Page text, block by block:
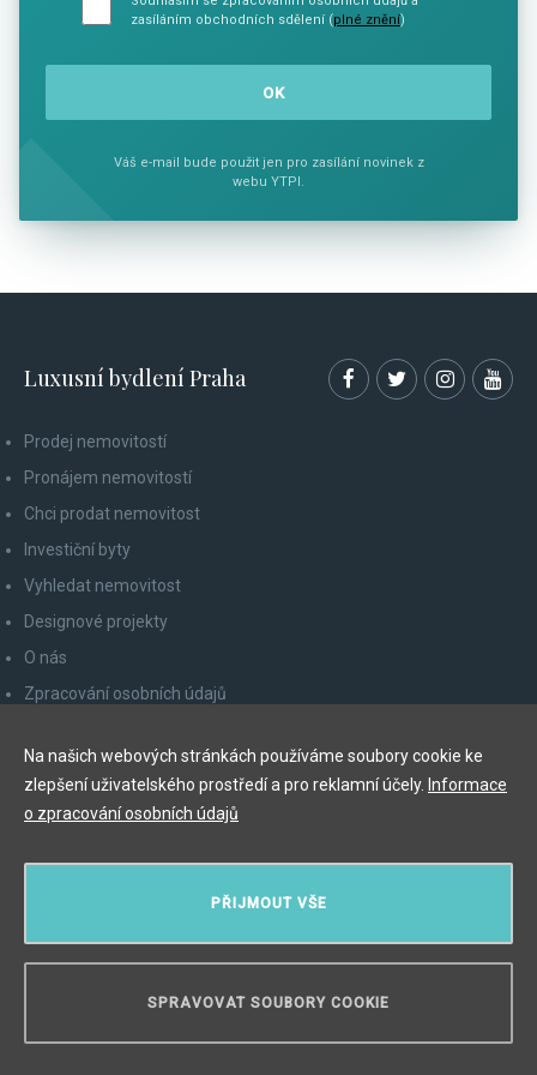
zasíláním obchodních sdělení (plné znění)
Váš e-mail bude použit jen pro zasílání novinek z
webu YTPI.
Luxusní bydlení Praha
Prodej nemovitostí
Pronájem nemovitostí
Chci prodat nemovitost
Investiční byty
Vyhledat nemovitost
Designové projekty
O nás
Zpracování osobních údajů
Odhlášení z newsletteru
Myslíková 245/3, 110 00 Praha 1
PŘIJMOUT VŠE
SPRAVOVAT SOUBORY COOKIE
Na našich webových stránkách používáme soubory cookie ke
zlepšení uživatelského prostředí a pro reklamní účely. Informace
o zpracování osobních údajů